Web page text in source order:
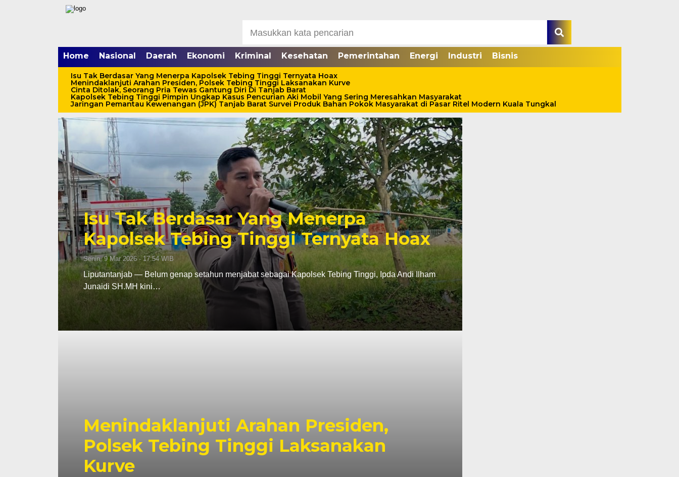
Home Nasional Daerah Ekonomi Kriminal Kesehatan Pemerintahan Energi Industri Bisnis
Isu Tak Berdasar Yang Menerpa Kapolsek Tebing Tinggi Ternyata Hoax
Menindaklanjuti Arahan Presiden, Polsek Tebing Tinggi Laksanakan Kurve
Cinta Ditolak, Seorang Pria Tewas Gantung Diri Di Tanjab Barat
Kapolsek Tebing Tinggi Pimpin Ungkap Kasus Pencurian Aki Mobil Yang Sering Meresahkan Masyarakat
Jaringan Pemantau Kewenangan (JPK) Tanjab Barat Survei Produk Bahan Pokok Masyarakat di Pasar Ritel Modern Kuala Tungkal
Isu Tak Berdasar Yang Menerpa
Kapolsek Tebing Tinggi Ternyata Hoax
Senin, 9 Mar 2026 - 17:54 WIB
Liputantanjab — Belum genap setahun menjabat sebagai Kapolsek Tebing Tinggi, Ipda Andi Ilham
Junaidi SH.MH kini…
Menindaklanjuti Arahan Presiden,
Polsek Tebing Tinggi Laksanakan
Kurve